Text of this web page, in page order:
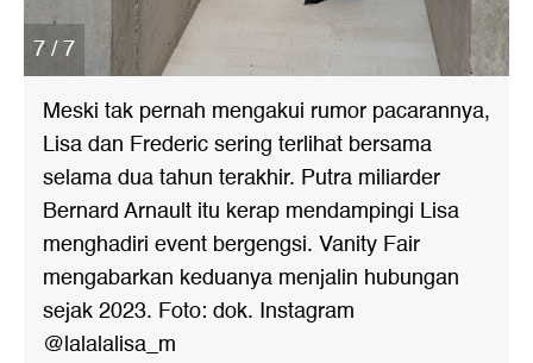
7 / 7
Meski tak pernah mengakui rumor pacarannya,
Lisa dan Frederic sering terlihat bersama
selama dua tahun terakhir. Putra miliarder
Bernard Arnault itu kerap mendampingi Lisa
menghadiri event bergengsi. Vanity Fair
mengabarkan keduanya menjalin hubungan
sejak 2023. Foto: dok. Instagram
@lalalalisa_m